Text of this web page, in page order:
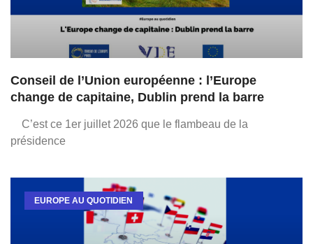
Conseil de l’Union européenne : l’Europe
change de capitaine, Dublin prend la barre
C’est ce 1er juillet 2026 que le flambeau de la
présidence
EUROPE AU QUOTIDIEN